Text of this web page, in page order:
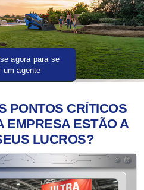
agora para se
um agente
PONTOS CRÍTICOS
EMPRESA ESTÃO A
LUCROS?